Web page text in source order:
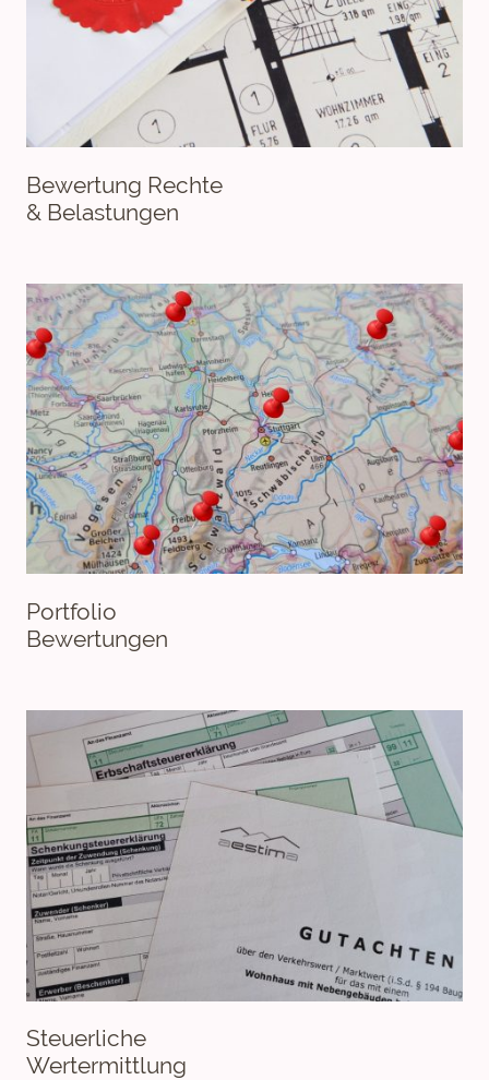
Bewertung Rechte
& Belastungen
Portfolio
Bewertungen
Steuerliche
Wertermittlung